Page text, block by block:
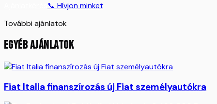
📞 Hívjon minket
További ajánlatok
EGYÉB AJÁNLATOK
Fiat Italia finanszírozás új Fiat személyautókra